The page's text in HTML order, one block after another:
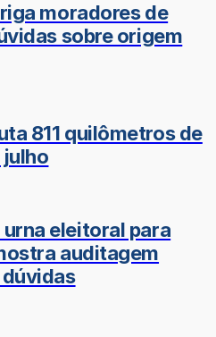
moradores de
sobre origem
811 quilômetros de
julho
urna eleitoral para
auditagem